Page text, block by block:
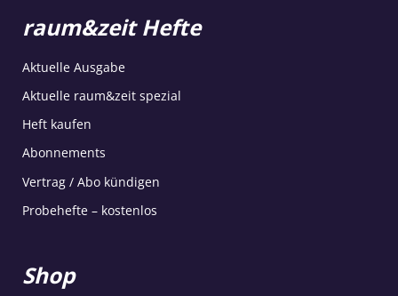
raum&zeit Hefte
Aktuelle Ausgabe
Aktuelle raum&zeit spezial
Heft kaufen
Abonnements
Vertrag / Abo kündigen
Probehefte – kostenlos
Shop